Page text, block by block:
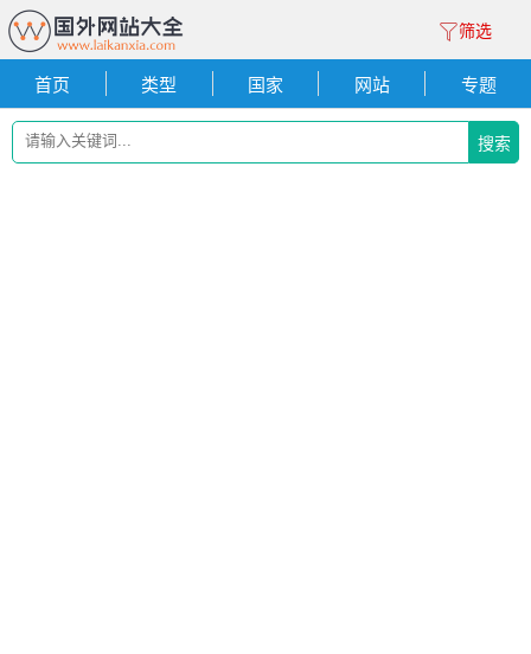
筛选
首页 类型 国家 网站 专题
搜索